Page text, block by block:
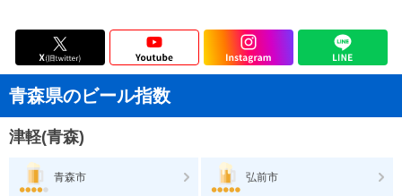
青森県のビール指数
津軽(青森)
青森市 弘前市